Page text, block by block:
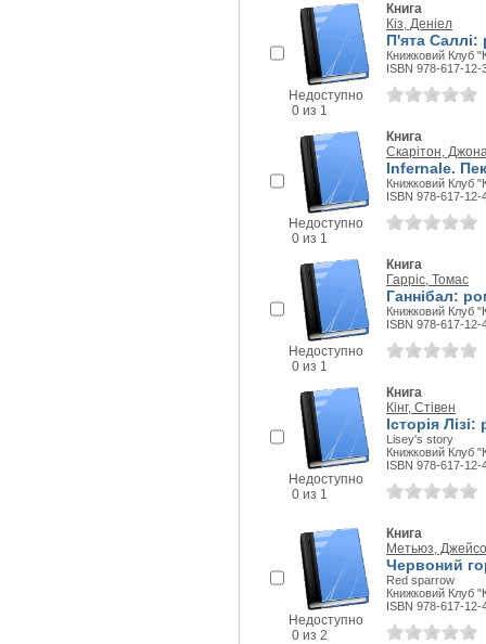
Недоступно
0 из 1
Книга
Кіз, Деніел
П'ята Саллі:
Книжковий Клуб
ISBN 978-617-12-
Недоступно
0 из 1
Книга
Скарітон,
Infernale.
Книжковий Клуб
ISBN 978-617-12-
Недоступно
0 из 1
Книга
Гарріс, Томас
Ганнібал:
Книжковий Клуб
ISBN 978-617-12-
Недоступно
0 из 1
Книга
Кінг, Стівен
Історія
Lisey's story
Книжковий Клуб
ISBN 978-617-12-
Недоступно
0 из 2
Книга
Метьюз,
Червоний
Red sparrow
Книжковий Клуб
ISBN 978-617-12-